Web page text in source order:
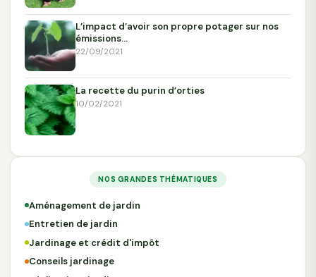
L’impact d’avoir son propre potager sur nos
émissions…
22/09/2021
La recette du purin d’orties
10/02/2021
NOS GRANDES THÉMATIQUES
Aménagement de jardin
Entretien de jardin
Jardinage et crédit d'impôt
Conseils jardinage